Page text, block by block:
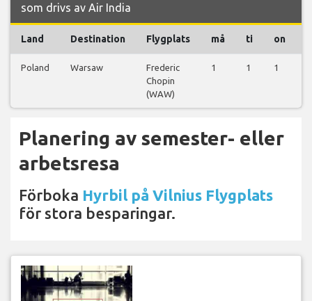
som drivs av Air India
Land Destination Flygplats må ti on
Poland Warsaw
Frederic
Chopin
(WAW)
1 1 1
Planering av semester- eller
arbetsresa
Förboka Hyrbil på Vilnius Flygplats
för stora besparingar.